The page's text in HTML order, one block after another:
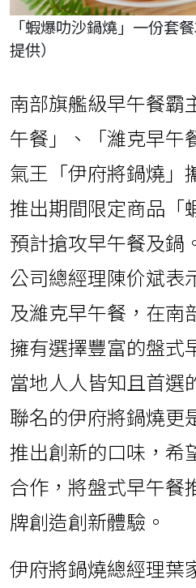
「蝦爆叻沙鍋燒」一份套
提供）
南部旗艦級早午餐霸
午餐」、「濰克早午
氣王「伊府將鍋燒」
推出期間限定商品「
預計搶攻早午餐及鍋
公司總經理陳价斌表
及濰克早午餐，在南
擁有選擇豐富的盤式
當地人人皆知且首選
聯名的伊府將鍋燒更
推出創新的口味，希
合作，將盤式早午餐
牌創造創新體驗。
伊府將鍋燒總經理葉